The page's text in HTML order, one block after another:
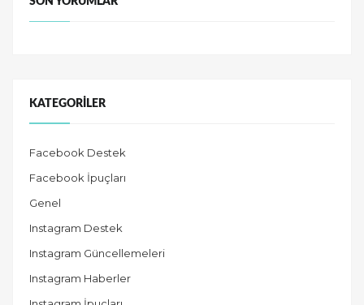
KATEGORILER
Facebook Destek
Facebook İpuçları
Genel
Instagram Destek
Instagram Güncellemeleri
Instagram Haberler